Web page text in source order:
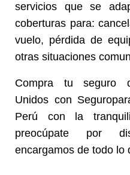
servicios que se
coberturas para:
vuelo, pérdida de
otras situaciones
Compra tu seguro
Unidos con
Perú con la
preocúpate por
encargamos de todo lo